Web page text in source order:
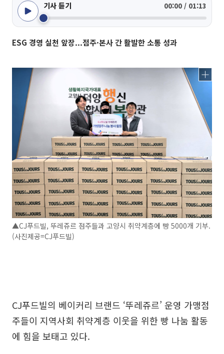
기사 듣기 00:00 / 01:13
ESG 경영 실천 앞장...점주·본사 간 활발한 소통 성과
▲CJ푸드빌, 뚜레쥬르 점주들과 고양시 취약계층에 빵 5000개 기부.
(사진제공=CJ푸드빌)
CJ푸드빌의 베이커리 브랜드 ‘뚜레쥬르’ 운영 가맹점
주들이 지역사회 취약계층 이웃을 위한 빵 나눔 활동
에 힘을 보태고 있다.